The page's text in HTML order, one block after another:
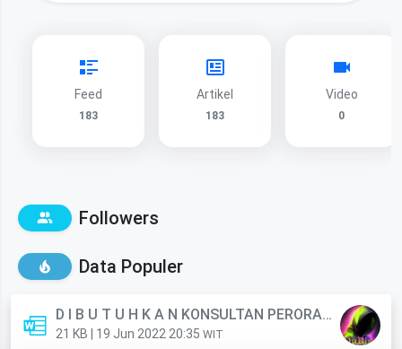
Feed
183
Artikel
183
Video
0
Followers
Data Populer
D I B U T U H K A N KONSULTAN PERORANGAN (Anggota)
21 KB | 19 Jun 2022 20:35 WIT